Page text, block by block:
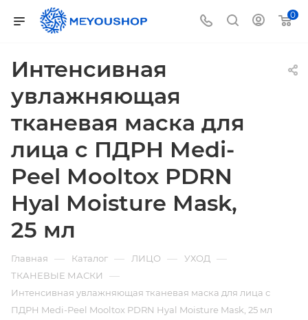
0
Интенсивная
увлажняющая
тканевая маска для
лица с ПДРН Medi-
Peel Mooltox PDRN
Hyal Moisture Mask,
25 мл
Главная — Каталог — ЛИЦО — УХОД —
ТКАНЕВЫЕ МАСКИ —
Интенсивная увлажняющая тканевая маска для лица с
ПДРН Medi-Peel Mooltox PDRN Hyal Moisture Mask, 25 мл